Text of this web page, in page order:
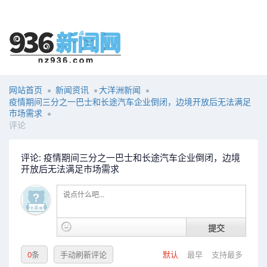
网站首页 新闻资讯
大洋洲新闻
疫情期间三分之一巴士和长途汽车企业倒闭，边境开放后无法满足
市场需求
评论
评论: 疫情期间三分之一巴士和长途汽车企业倒闭，边境
开放后无法满足市场需求
提交
默认 最早 支持最多
0条 手动刷新评论